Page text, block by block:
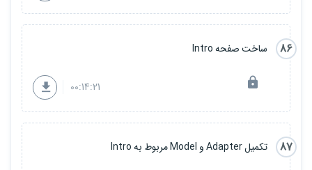
86 ساخت صفحه Intro
00:14:21
87 تکمیل Adapter و Model مربوط به Intro